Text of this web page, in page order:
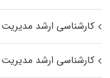
کارشناسی ارشد
کارشناسی ارشد مدیریت